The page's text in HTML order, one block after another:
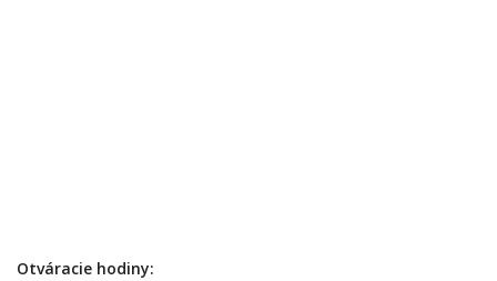
Otváracie hodiny: